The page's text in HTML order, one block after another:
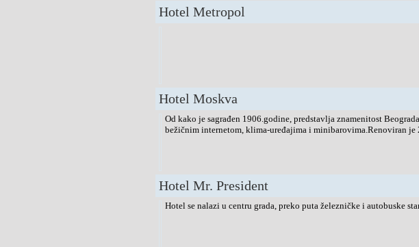
Hotel Metropol
Hotel Moskva
Od kako je sagrađen 1906.godine, predstavlja znamenitost
bežičnim internetom, klima-uređajima i minibarovima.Renoviran je
Hotel Mr. President
Hotel se nalazi u centru grada, preko puta železničke i autobuske